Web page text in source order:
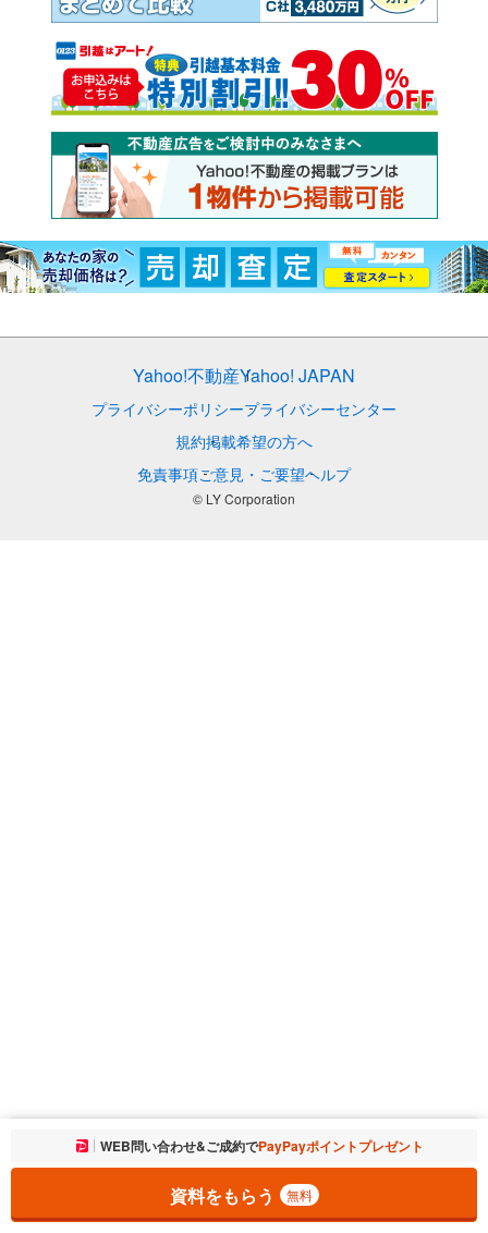
お気に入りに追加しました。 一覧を開く
WEB問い合わせ&ご成約でPayPayポイントプレゼント
資料をもらう 無料
Yahoo!不動産Yahoo! JAPAN
プライバシーポリシープライバシーセンター
規約掲載希望の方へ
免責事項ご意見・ご要望ヘルプ
© LY Corporation